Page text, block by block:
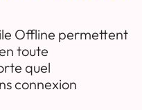
Offline permettent
toute
quel
connexion